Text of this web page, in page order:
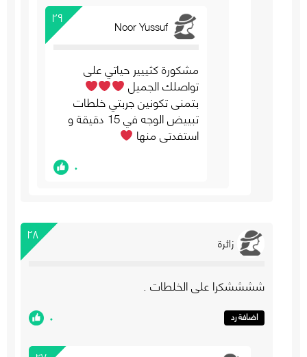
٢٩ Noor Yussuf
مشكورة كثييير حياتي على
تواصلك الجميل
بتمنى تكونين جربتي خلطات
تبييض الوجه في 15 دقيقة و
استفدتي منها
٠
٢٨ زائرة
ششششكرا على الخلطات .
اضافة رد ٠